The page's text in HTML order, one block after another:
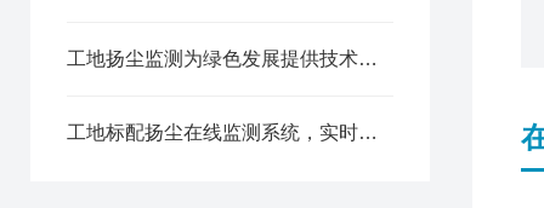
工地扬尘监测为绿色发展提供技术支撑
工地标配扬尘在线监测系统，实时监测颗粒物污染